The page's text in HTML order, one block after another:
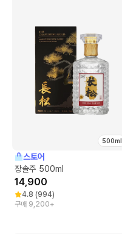
500ml
스토어
장솔주 500ml
14,900
4.8 (994)
구매 9,200+